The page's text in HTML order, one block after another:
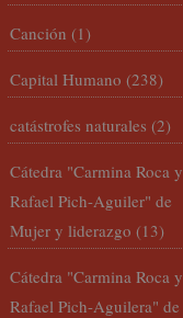
Canción (1)
Capital Humano (238)
catástrofes naturales (2)
Cátedra "Carmina Roca y
Rafael Pich-Aguiler" de
Mujer y liderazgo (13)
Cátedra "Carmina Roca y
Rafael Pich-Aguilera" de